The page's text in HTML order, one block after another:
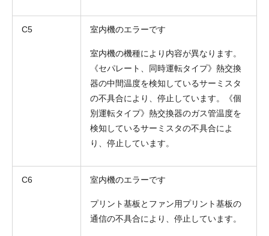
C5 室内機のエラーです
室内機の機種により内容が異なります。
《セパレート、同時運転タイプ》熱交換
器の中間温度を検知しているサーミスタ
の不具合により、停止しています。《個
別運転タイプ》熱交換器のガス管温度を
検知しているサーミスタの不具合によ
り、停止しています。
C6 室内機のエラーです
プリント基板とファン用プリント基板の
通信の不具合により、停止しています。